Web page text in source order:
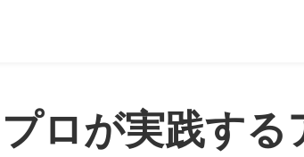
ロが実践す